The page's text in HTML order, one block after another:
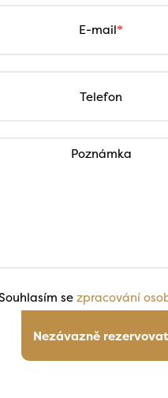
E-mail
Telefon
Poznámka
sezpracování
Nezávazně rezervovat